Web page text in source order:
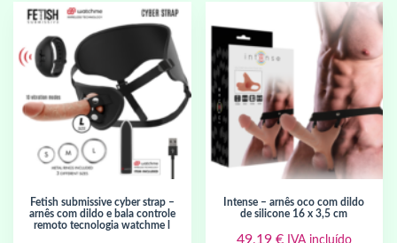
fetish submissive cyber strap –
arnês com dildo e bala controle
remoto tecnologia watchme l
intense – arnês oco com dildo
de silicone 16 x 3,5 cm
49,19 €